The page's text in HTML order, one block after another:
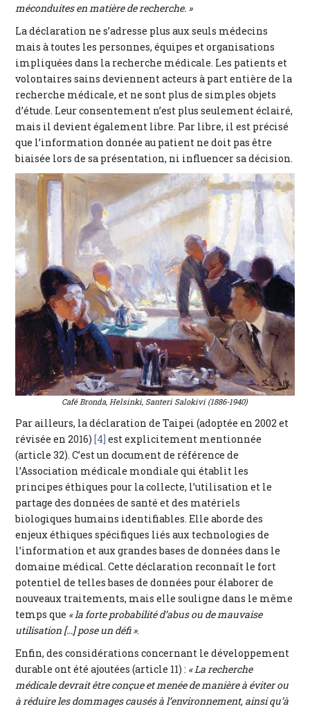
méconduites en matière de recherche. »
La déclaration ne s’adresse plus aux seuls médecins
mais à toutes les personnes, équipes et organisations
impliquées dans la recherche médicale. Les patients et
volontaires sains deviennent acteurs à part entière de la
recherche médicale, et ne sont plus de simples objets
d’étude. Leur consentement n’est plus seulement éclairé,
mais il devient également libre. Par libre, il est précisé
que l’information donnée au patient ne doit pas être
biaisée lors de sa présentation, ni influencer sa décision.
Café Bronda, Helsinki, Santeri Salokivi (1886-1940)
Par ailleurs, la déclaration de Taipei (adoptée en 2002 et
révisée en 2016)[4] est explicitement mentionnée
(article 32). C’est un document de référence de
l’Association médicale mondiale qui établit les
principes éthiques pour la collecte, l’utilisation et le
partage des données de santé et des matériels
biologiques humains identifiables. Elle aborde des
enjeux éthiques spécifiques liés aux technologies de
l’information et aux grandes bases de données dans le
domaine médical. Cette déclaration reconnaît le fort
potentiel de telles bases de données pour élaborer de
nouveaux traitements, mais elle souligne dans le même
temps que « la forte probabilité d’abus ou de mauvaise
utilisation […] pose un défi ».
Enfin, des considérations concernant le développement
durable ont été ajoutées (article 11) : « La recherche
médicale devrait être conçue et menée de manière à éviter ou
à réduire les dommages causés à l’environnement, ainsi qu’à